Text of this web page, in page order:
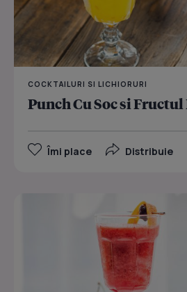
COCKTAILURI SI LICHIORURI
Punch Cu Soc si
Îmi place Distribuie